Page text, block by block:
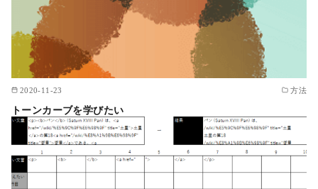
2020-11-23 方法
トーンカーブを学びたい